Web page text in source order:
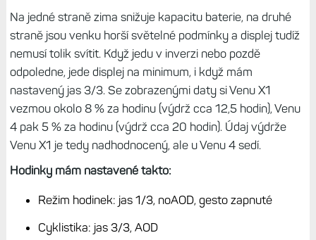
Výdrž: Tam, kde Venu X1 „padají na
hubu“
Tenký profil Venu X1 má ale jednu zásadní nevýhodu, a tou
je nízká výdrž. Garmin deklaruje 8 dnů v režimu hodinek s
vypnutým displejem, dva dny se zapnutým displejem a k
tomu 16 hodin v aktivitě. Reálně je to snad ještě horší, v
létě mi v náročném provozu byly odešly i za jediný den, a
dělá dva až tři dny, záleží na tom, jak hodinky používám.
Venu 4 jsou na tom lépe, Garmin udává 12 dnů v